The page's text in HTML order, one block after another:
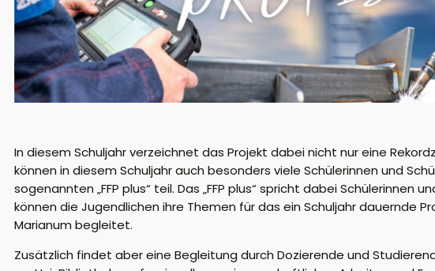
In diesem Schuljahrverzeichnet das Projekt dabei nicht nur eine
können in diesem Schuljahr auch besonders viele Schülerinnen und
sogenannten „FFP plus“ teil. Das „FFP plus“ spricht dabeiSchülerinnen
können die Jugendlichen ihre Themen für das ein Schuljahr dauernde
Marianum begleitet.
Zusätzlich findet aber eine Begleitung durch Dozierende und